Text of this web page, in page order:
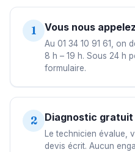
1 Vous nous appelez
Au 01 34 10 91 61, on
8 h – 19 h. Sous 24 h
formulaire.
2 Diagnostic
Le technicien évalue,
devis écrit. Aucun